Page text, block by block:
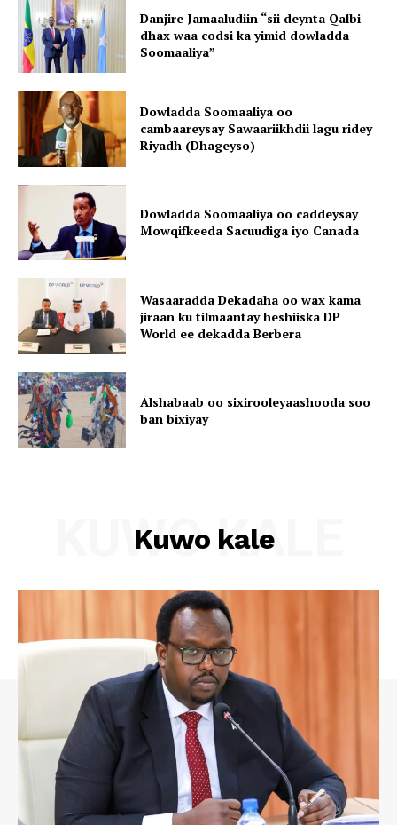
Danjire Jamaaludiin “sii deynta Qalbi-
dhax waa codsi ka yimid dowladda
Soomaaliya”
Dowladda Soomaaliya oo
cambaareysay Sawaariikhdii lagu ridey
Riyadh (Dhageyso)
Dowladda Soomaaliya oo caddeysay
Mowqifkeeda Sacuudiga iyo Canada
Wasaaradda Dekadaha oo wax kama
jiraan ku tilmaantay heshiiska DP
World ee dekadda Berbera
Alshabaab oo sixirooleyaashooda soo
ban bixiyay
Kuwo kale
KUWO KALE